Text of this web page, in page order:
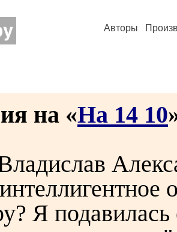
Авторы
на «На 14 10
Я